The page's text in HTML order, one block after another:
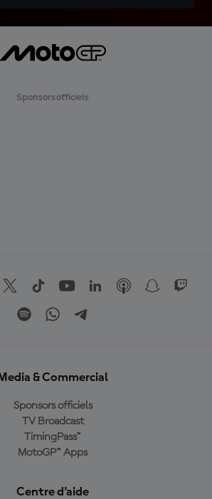
Sponsors officiels
Media & Commercial
Sponsors officiels
TV Broadcast
TimingPass™
MotoGP™ Apps
Centre d'aide